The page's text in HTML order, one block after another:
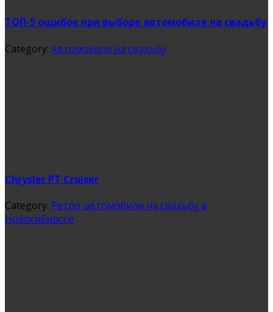
ТОП-5 ошибок при выборе автомобиля на свадьбу
Category: Автомобили на свадьбу
Chrysler PT Cruiser
Category: Ретро-автомобили на свадьбу в
Новосибирске